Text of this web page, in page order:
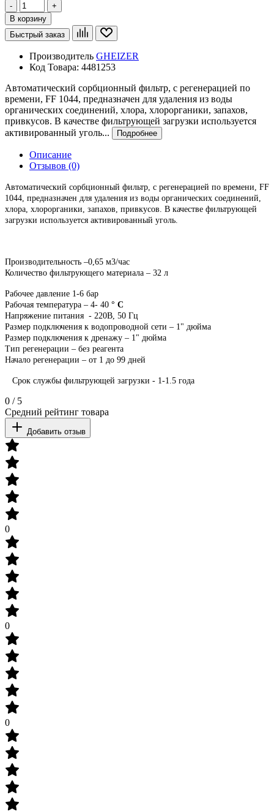
-
+
В корзину
Быстрый заказ
Производитель GHEIZER
Код Товара: 4481253
Автоматический сорбционный фильтр, с регенерацией по
времени, FF 1044, предназначен для удаления из воды
органических соединений, хлора, хлорорганики, запахов,
привкусов. В качестве фильтрующей загрузки используется
активированный уголь...
Подробнее
Описание
Отзывов (0)
Автоматический сорбционный фильтр, с регенерацией по времени, FF
1044, предназначен для удаления из воды органических соединений,
хлора, хлорорганики, запахов, привкусов. В качестве фильтрующей
загрузки используется активированный уголь.
Производительность –0,65 м3/час
Количество фильтрующего материала – 32 л
Рабочее давление 1-6 бар
Рабочая температура – 4- 40 ° С
Напряжение питания - 220В, 50 Гц
Размер подключения к водопроводной сети – 1" дюйма
Размер подключения к дренажу – 1" дюйма
Тип регенерации – без реагента
Начало регенерации – от 1 до 99 дней
Срок службы фильтрующей загрузки - 1-1.5 года
0 / 5
Средний рейтинг товара
Добавить отзыв
0
0
0